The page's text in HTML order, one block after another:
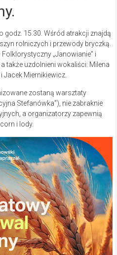
godz. 15.30. Wśród atrakcji znajdą
rolniczych i przewody bryczką.
„Janowianie” i
także uzdolnieni wokaliści: Milena
Jacek Miernikiewicz.
zostaną warsztaty
Stefanówka”), nie zabraknie
a organizatorzy zapewnią
i lody.